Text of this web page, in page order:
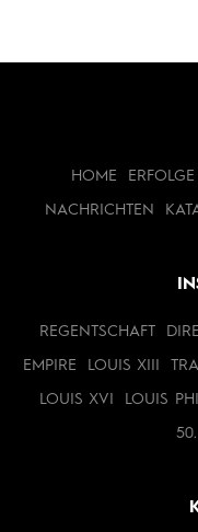
HOME ERFOLGE
NACHRICHTEN
REGENTSCHAFT
EMPIRE LOUIS XIII
LOUIS XVI LOUIS